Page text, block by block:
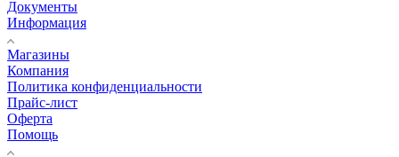
Документы
Информация
Магазины
Компания
Политика конфиденциальности
Прайс-лист
Оферта
Помощь